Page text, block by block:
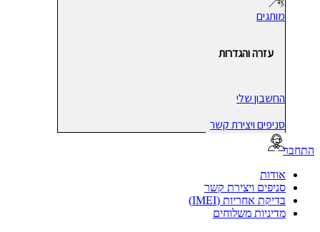
מותגים
עזרה והגדרות
החשבון שלי
סניפים ויצירת קשר
אודות
סניפים ויצירת קשר
בדיקת אחריות (IMEI)
מדיניות משלוחים